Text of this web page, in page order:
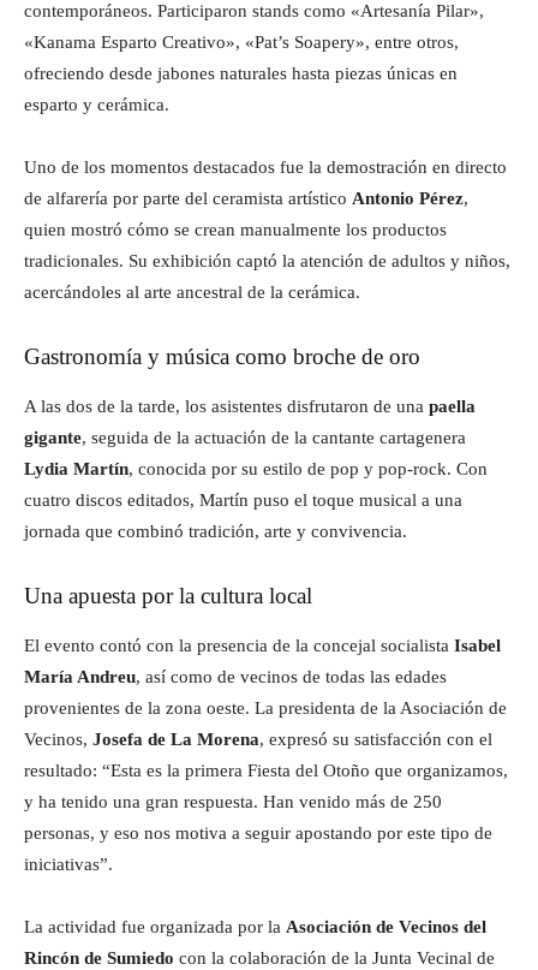
contemporáneos. Participaron stands como «Artesanía Pilar»,
«Kanama Esparto Creativo», «Pat’s Soapery», entre otros,
ofreciendo desde jabones naturales hasta piezas únicas en
esparto y cerámica.
Uno de los momentos destacados fue la demostración en directo
de alfarería por parte del ceramista artístico Antonio Pérez,
quien mostró cómo se crean manualmente los productos
tradicionales. Su exhibición captó la atención de adultos y niños,
acercándoles al arte ancestral de la cerámica.
Gastronomía y música como broche de oro
A las dos de la tarde, los asistentes disfrutaron de una paella
gigante, seguida de la actuación de la cantante cartagenera
Lydia Martín, conocida por su estilo de pop y pop-rock. Con
cuatro discos editados, Martín puso el toque musical a una
jornada que combinó tradición, arte y convivencia.
Una apuesta por la cultura local
El evento contó con la presencia de la concejal socialista Isabel
María Andreu, así como de vecinos de todas las edades
provenientes de la zona oeste. La presidenta de la Asociación de
Vecinos, Josefa de La Morena, expresó su satisfacción con el
resultado: “Esta es la primera Fiesta del Otoño que organizamos,
y ha tenido una gran respuesta. Han venido más de 250
personas, y eso nos motiva a seguir apostando por este tipo de
iniciativas”.
La actividad fue organizada por la Asociación de Vecinos del
Rincón de Sumiedo con la colaboración de la Junta Vecinal de